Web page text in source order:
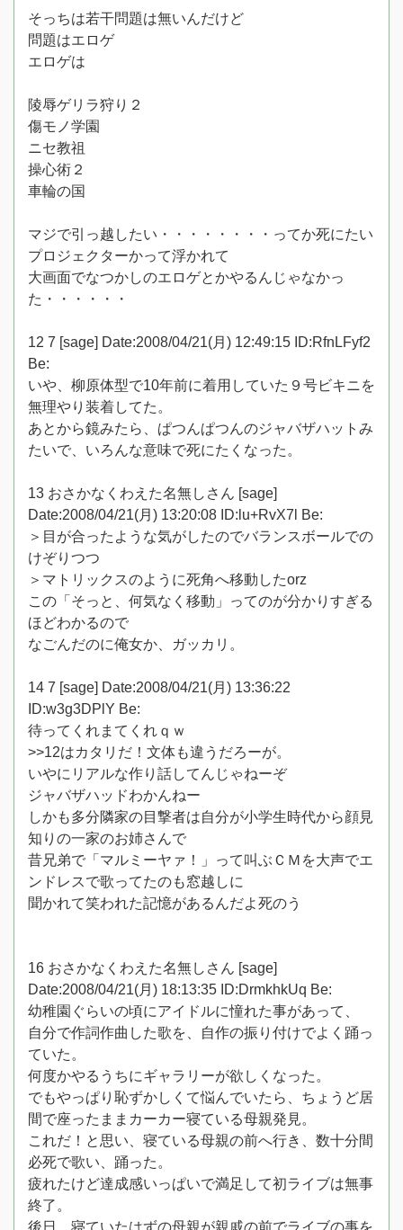
そっちは若干問題は無いんだけど
問題はエロゲ
エロゲは
陵辱ゲリラ狩り２
傷モノ学園
ニセ教祖
操心術２
車輪の国
マジで引っ越したい・・・・・・・・ってか死にたい
プロジェクターかって浮かれて
大画面でなつかしのエロゲとかやるんじゃなかっ
た・・・・・・
12 7 [sage] Date:2008/04/21(月) 12:49:15 ID:RfnLFyf2
Be:
いや、柳原体型で10年前に着用していた９号ビキニを
無理やり装着してた。
あとから鏡みたら、ぱつんぱつんのジャバザハットみ
たいで、いろんな意味で死にたくなった。
13 おさかなくわえた名無しさん [sage]
Date:2008/04/21(月) 13:20:08 ID:lu+RvX7l Be:
＞目が合ったような気がしたのでバランスボールでの
けぞりつつ
＞マトリックスのように死角へ移動したorz
この「そっと、何気なく移動」ってのが分かりすぎる
ほどわかるので
なごんだのに俺女か、ガッカリ。
14 7 [sage] Date:2008/04/21(月) 13:36:22
ID:w3g3DPlY Be:
待ってくれまてくれｑｗ
>>12はカタリだ！文体も違うだろーが。
いやにリアルな作り話してんじゃねーぞ
ジャバザハッドわかんねー
しかも多分隣家の目撃者は自分が小学生時代から顔見
知りの一家のお姉さんで
昔兄弟で「マルミーヤァ！」って叫ぶＣＭを大声でエ
ンドレスで歌ってたのも窓越しに
聞かれて笑われた記憶があるんだよ死のう
16 おさかなくわえた名無しさん [sage]
Date:2008/04/21(月) 18:13:35 ID:DrmkhkUq Be:
幼稚園ぐらいの頃にアイドルに憧れた事があって、
自分で作詞作曲した歌を、自作の振り付けでよく踊っ
ていた。
何度かやるうちにギャラリーが欲しくなった。
でもやっぱり恥ずかしくて悩んでいたら、ちょうど居
間で座ったままカーカー寝ている母親発見。
これだ！と思い、寝ている母親の前へ行き、数十分間
必死で歌い、踊った。
疲れたけど達成感いっぱいで満足して初ライブは無事
終了。
後日、寝ていたはずの母親が親戚の前でライブの事を